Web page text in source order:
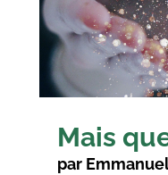
Mais
par